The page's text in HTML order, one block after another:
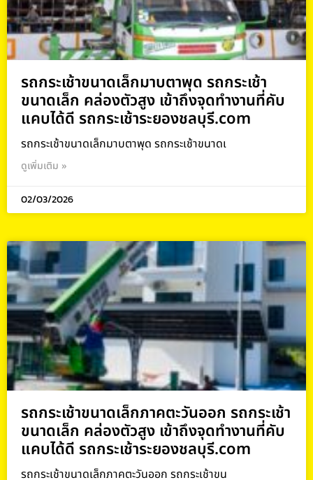
รถกระเช้าขนาดเล็กมาบตาพุด รถกระเช้า
ขนาดเล็ก คล่องตัวสูง เข้าถึงจุดทำงานที่คับ
แคบได้ดี รถกระเช้าระยองชลบุรี.com
รถกระเช้าขนาดเล็กมาบตาพุด รถกระเช้าขนาดเ
ดูเพิ่มเติม »
02/03/2026
รถกระเช้าขนาดเล็กภาคตะวันออก รถกระเช้า
ขนาดเล็ก คล่องตัวสูง เข้าถึงจุดทำงานที่คับ
แคบได้ดี รถกระเช้าระยองชลบุรี.com
รถกระเช้าขนาดเล็กภาคตะวันออก รถกระเช้าขน